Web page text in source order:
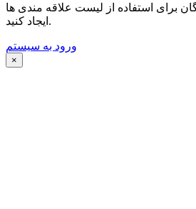
برای استفاده از لیست علاقه مندی ها
ایجاد کنید.
ورود به سیستم
×